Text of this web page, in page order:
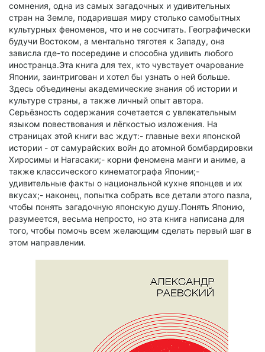
сомнения, одна из самых загадочных и удивительных
стран на Земле, подарившая миру столько самобытных
культурных феноменов, что и не сосчитать. Географически
будучи Востоком, а ментально тяготея к Западу, она
зависла где-то посередине и способна удивить любого
иностранца.Эта книга для тех, кто чувствует очарование
Японии, заинтригован и хотел бы узнать о ней больше.
Здесь объединены академические знания об истории и
культуре страны, а также личный опыт автора.
Серьёзность содержания сочетается с увлекательным
языком повествования и лёгкостью изложения. На
страницах этой книги вас ждут:- главные вехи японской
истории - от самурайских войн до атомной бомбардировки
Хиросимы и Нагасаки;- корни феномена манги и аниме, а
также классического кинематографа Японии;-
удивительные факты о национальной кухне японцев и их
вкусах;- наконец, попытка собрать все детали этого пазла,
чтобы понять загадочную японскую душу.Понять Японию,
разумеется, весьма непросто, но эта книга написана для
того, чтобы помочь всем желающим сделать первый шаг в
этом направлении.